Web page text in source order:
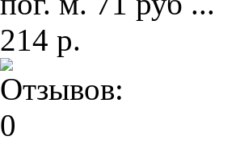
214 р.